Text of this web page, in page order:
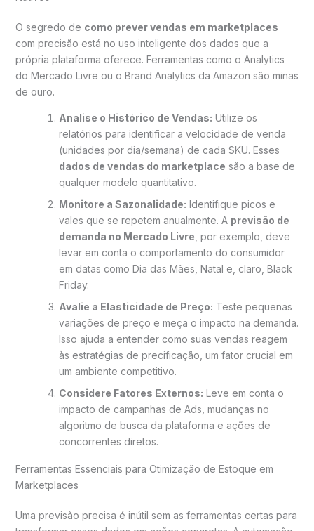
O segredo de como prever vendas em marketplaces
com precisão está no uso inteligente dos dados que a
própria plataforma oferece. Ferramentas como o Analytics
do Mercado Livre ou o Brand Analytics da Amazon são minas
de ouro.
Analise o Histórico de Vendas: Utilize os
relatórios para identificar a velocidade de venda
(unidades por dia/semana) de cada SKU. Esses
dados de vendas do marketplace são a base de
qualquer modelo quantitativo.
Monitore a Sazonalidade: Identifique picos e
vales que se repetem anualmente. A previsão de
demanda no Mercado Livre , por exemplo, deve
levar em conta o comportamento do consumidor
em datas como Dia das Mães, Natal e, claro, Black
Friday.
Avalie a Elasticidade de Preço: Teste pequenas
variações de preço e meça o impacto na demanda.
Isso ajuda a entender como suas vendas reagem
às estratégias de precificação, um fator crucial em
um ambiente competitivo.
Considere Fatores Externos: Leve em conta o
impacto de campanhas de Ads, mudanças no
algoritmo de busca da plataforma e ações de
concorrentes diretos.
Ferramentas Essenciais para Otimização de Estoque em
Marketplaces
Uma previsão precisa é inútil sem as ferramentas certas para